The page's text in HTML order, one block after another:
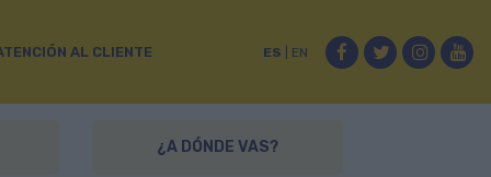
AL CLIENTE Facebook
Twitter
ES EN
¿A DÓNDE VAS?